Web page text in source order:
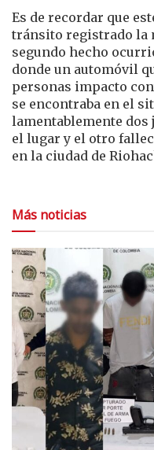
Es de recordar que
tránsito registrado la
segundo hecho
donde un automóvil
personas impacto
se encontraba en el
lamentablemente
el lugar y el otro
en la ciudad de
Más noticias